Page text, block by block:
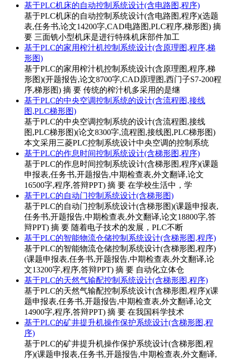
基于PLC机床的自动控制系统设计(含电路图,程序)
基于PLC机床的自动控制系统设计(含电路图,程序)(选题
表,任务书,论文14200字,CAD电路图,PLC程序,梯形图) 摘
要 三面铣小型机床是进行特殊机床部件加工
基于PLC的家用榨汁机控制系统设计(含原理图,程序,梯
形图)
基于PLC的家用榨汁机控制系统设计(含原理图,程序,梯
形图)(开题报告,论文8700字,CAD原理图,西门子S7-200程
序,梯形图) 摘 要 传统的榨汁机多采用的是继
基于PLC的中央空调控制系统的设计(含流程图,接线
图,PLC梯形图)
基于PLC的中央空调控制系统的设计(含流程图,接线
图,PLC梯形图)(论文8300字,流程图,接线图,PLC梯形图)
本文采用三菱PLC控制系统设计中央空调的控制系统
基于PLC的作息时间控制系统设计(含梯形图,程序)
基于PLC的作息时间控制系统设计(含梯形图,程序)(课题
申报表,任务书,开题报告,中期检查表,外文翻译,论文
16500字,程序,答辩PPT) 摘 要 在学校生活中，学
基于PLC的自动门控制系统设计(含梯形图)
基于PLC的自动门控制系统设计(含梯形图)(课题申报表,
任务书,开题报告,中期检查表,外文翻译,论文18800字,答
辩PPT) 摘 要 随着电子技术的发展，PLC不断
基于PLC的智能物流仓储控制系统设计(含梯形图,程序)
基于PLC的智能物流仓储控制系统设计(含梯形图,程序)
(课题申报表,任务书,开题报告,中期检查表,外文翻译,论
文13200字,程序,答辩PPT) 摘 要 自动化立体仓
基于PLC的天然气输配控制系统设计(含梯形图,程序)
基于PLC的天然气输配控制系统设计(含梯形图,程序)(课
题申报表,任务书,开题报告,中期检查表,外文翻译,论文
14900字,程序,答辩PPT) 摘 要 在我国科学技术
基于PLC的矿井提升机操作保护系统设计(含梯形图,程
序)
基于PLC的矿井提升机操作保护系统设计(含梯形图,程
序)(课题申报表,任务书,开题报告,中期检查表,外文翻译,